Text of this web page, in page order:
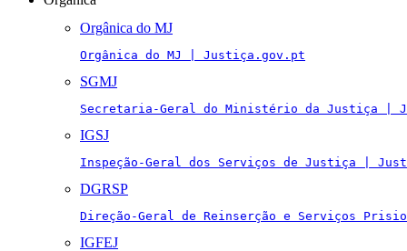
Orgânica do MJ
Orgânica do MJ | Justiça.gov.pt
SGMJ
Secretaria-Geral do Ministério da Justiça |
IGSJ
Inspeção-Geral dos Serviços de Justiça |
DGRSP
Direção-Geral de Reinserção e Serviços
IGFEJ